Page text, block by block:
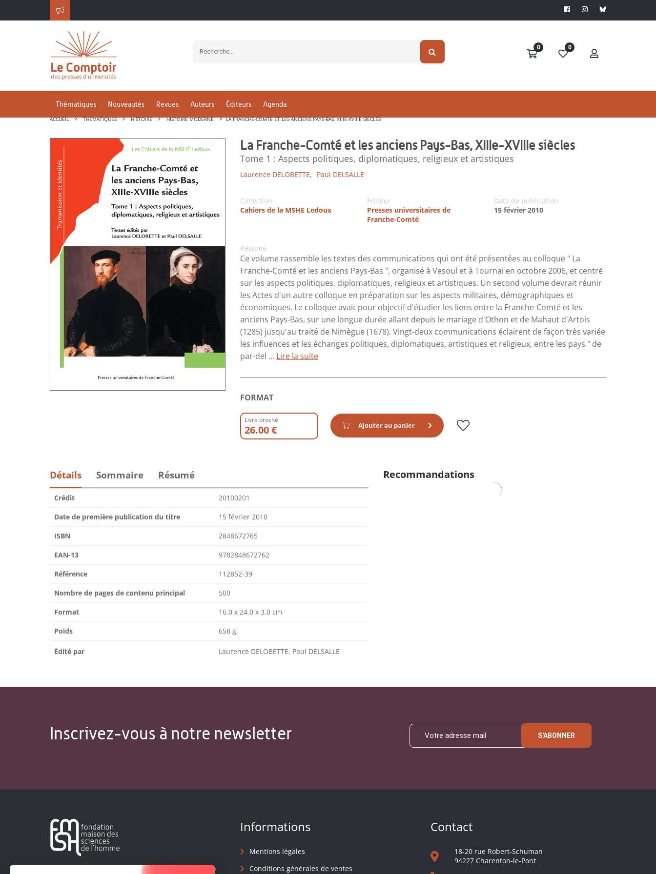
0 0
Thématiques Nouveautés Revues Auteurs Éditeurs Agenda
ACCUEIL THÉMATIQUES HISTOIRE HISTOIRE MODERNE LA FRANCHE-COMTÉ ET LES ANCIENS PAYS-BAS, XIIIE-XVIIIE SIÈCLES
La Franche-Comté et les anciens Pays-Bas, XIIIe-XVIIIe siècles
Tome 1 : Aspects politiques, diplomatiques, religieux et artistiques
Laurence DELOBETTE, Paul DELSALLE
Collection
Cahiers de la MSHE Ledoux
Editeur
Presses universitaires de
Franche-Comté
Date de publication
15 février 2010
Résumé
Ce volume rassemble les textes des communications qui ont été présentées au colloque " La
Franche-Comté et les anciens Pays-Bas ", organisé à Vesoul et à Tournai en octobre 2006, et centré
sur les aspects politiques, diplomatiques, religieux et artistiques. Un second volume devrait réunir
les Actes d'un autre colloque en préparation sur les aspects militaires, démographiques et
économiques. Le colloque avait pour objectif d'étudier les liens entre la Franche-Comté et les
anciens Pays-Bas, sur une longue durée allant depuis le mariage d'Othon et de Mahaut d'Artois
(1285) jusqu'au traité de Nimègue (1678). Vingt-deux communications éclairent de façon très variée
les influences et les échanges politiques, diplomatiques, artistiques et religieux, entre les pays " de
par-del ... Lire la suite
FORMAT
Livre broché
26.00 € Ajouter au panier
Détails Sommaire Résumé
Crédit 20100201
Date de première publication du titre 15 février 2010
ISBN 2848672765
EAN-13 9782848672762
Référence 112852-39
Nombre de pages de contenu principal 500
Format 16.0 x 24.0 x 3.0 cm
Poids 658 g
Édité par Laurence DELOBETTE, Paul DELSALLE
Recommandations
Inscrivez-vous à notre newsletter S'ABONNER
Créée en 1963, la Fondation Maison Sciences de l'Homme
Informations
Mentions légales
Conditions générales de ventes
Contact
18-20 rue Robert-Schuman
94227 Charenton-le-Pont